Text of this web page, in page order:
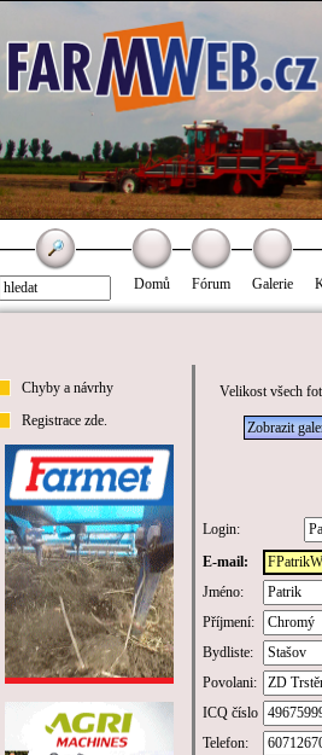
Domů Fórum Galerie
Chyby a návrhy
Registrace zde.
Velikost všech
Zobrazit
Login:
E-mail:
Jméno:
Příjmení:
Bydliste:
Povolani:
ICQ číslo
Telefon: